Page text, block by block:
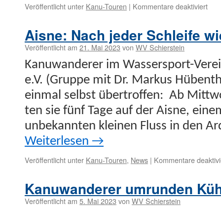
Veröffentlicht unter Kanu-Touren | Kommentare deaktiviertfür
—
Aisne: Nach jeder Schleife
Veröffentlicht am 21. Mai 2023 von WV Schierstein
Kanuwan­der­er im Wasser­s­port-
e.V. (Gruppe mit Dr. Markus
ein­mal selb­st übertrof­fen: Ab
ten sie fünf Tage auf der Aisne,
unbekan­nten kleinen Fluss in den
Weit­er­lesen →
Veröffentlicht unter Kanu-Touren, News | Kommentare
Kanuwanderer umrunden
Veröffentlicht am 5. Mai 2023 von WV Schierstein